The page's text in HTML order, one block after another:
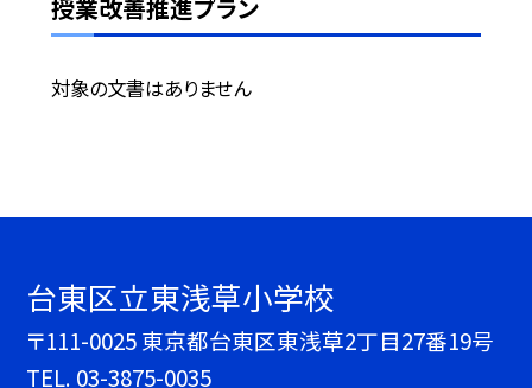
授業改善推進プラン
対象の文書はありません
台東区立東浅草小学校
〒111-0025 東京都台東区東浅草2丁目27番19号
TEL. 03-3875-0035